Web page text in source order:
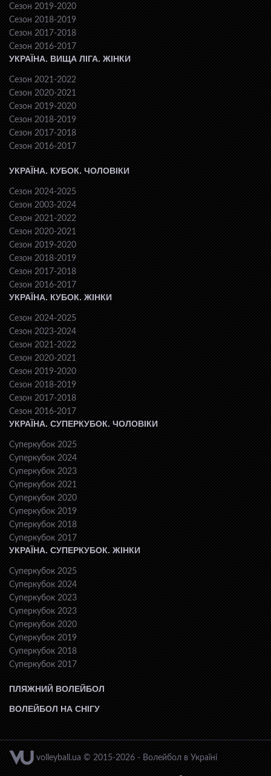
Сезон 2019-2020
Сезон 2018-2019
Сезон 2017-2018
Сезон 2016-2017
УКРАЇНА. ВИЩА ЛІГА. ЖІНКИ
Сезон 2021-2022
Сезон 2020-2021
Сезон 2019-2020
Сезон 2018-2019
Сезон 2017-2018
Сезон 2016-2017
УКРАЇНА. КУБОК. ЧОЛОВІКИ
Сезон 2024-2025
Сезон 2003-2024
Сезон 2021-2022
Сезон 2020-2021
Сезон 2019-2020
Сезон 2018-2019
Сезон 2017-2018
Сезон 2016-2017
УКРАЇНА. КУБОК. ЖІНКИ
Сезон 2024-2025
Сезон 2023-2024
Сезон 2021-2022
Сезон 2020-2021
Сезон 2019-2020
Сезон 2018-2019
Сезон 2017-2018
Сезон 2016-2017
УКРАЇНА. СУПЕРКУБОК. ЧОЛОВІКИ
Суперкубок 2025
Суперкубок 2024
Суперкубок 2023
Суперкубок 2021
Суперкубок 2020
Суперкубок 2019
Суперкубок 2018
Суперкубок 2017
УКРАЇНА. СУПЕРКУБОК. ЖІНКИ
Суперкубок 2025
Суперкубок 2024
Суперкубок 2023
Суперкубок 2023
Суперкубок 2020
Суперкубок 2019
Суперкубок 2018
Суперкубок 2017
ПЛЯЖНИЙ ВОЛЕЙБОЛ
ВОЛЕЙБОЛ НА СНІГУ
volleyball.ua © 2015-2026 - Волейбол в Україні